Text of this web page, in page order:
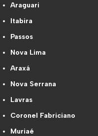
Araguari
Itabira
Passos
Nova Lima
Araxá
Nova Serrana
Lavras
Coronel Fabriciano
Muriaé